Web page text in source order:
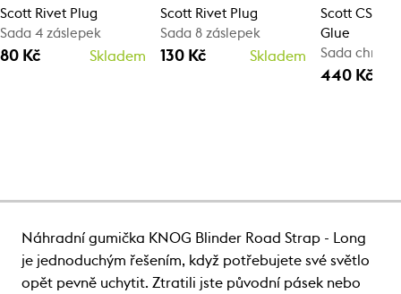
Scott Rivet Plug
Sada 4 záslepek
80 Kč Skladem
Scott Rivet Plug
Sada 8 záslepek
130 Kč Skladem
Scott CS/SS
Glue
Sada
440 Kč
Náhradní gumička KNOG Blinder Road Strap - Long
je jednoduchým řešením, když potřebujete své světlo
opět pevně uchytit. Ztratili jste původní pásek nebo